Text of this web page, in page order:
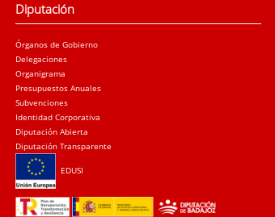
Diputación
Órganos de Gobierno
Delegaciones
Organigrama
Presupuestos Anuales
Subvenciones
Identidad Corporativa
Diputación Abierta
Diputación Transparente
EDUSI